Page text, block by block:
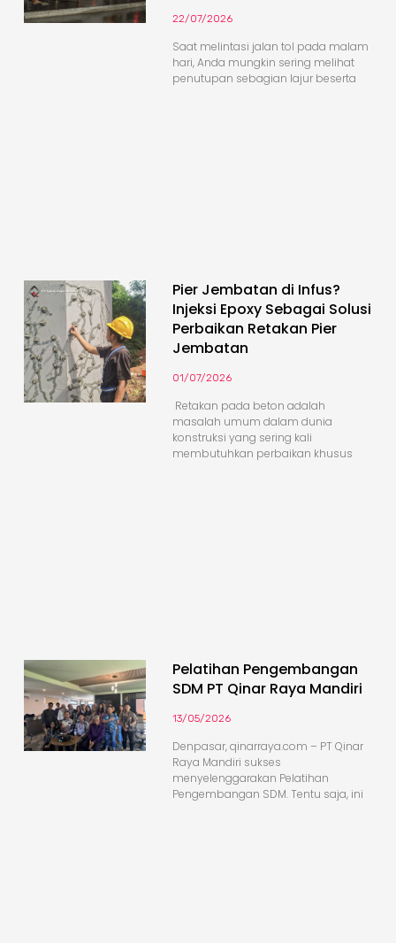
22/07/2026
Saat melintasi jalan tol pada malam
hari, Anda mungkin sering melihat
penutupan sebagian lajur beserta
Pier Jembatan di Infus?
Injeksi Epoxy Sebagai Solusi
Perbaikan Retakan Pier
Jembatan
01/07/2026
Retakan pada beton adalah
masalah umum dalam dunia
konstruksi yang sering kali
membutuhkan perbaikan khusus
Pelatihan Pengembangan
SDM PT Qinar Raya Mandiri
13/05/2026
Denpasar, qinarraya.com – PT Qinar
Raya Mandiri sukses
menyelenggarakan Pelatihan
Pengembangan SDM. Tentu saja, ini